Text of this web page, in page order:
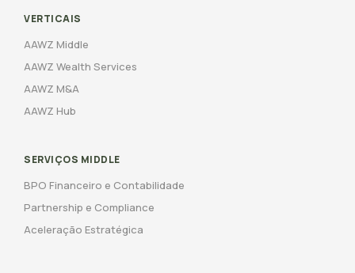
VERTICAIS
AAWZ Middle
AAWZ Wealth Services
AAWZ M&A
AAWZ Hub
SERVIÇOS MIDDLE
BPO Financeiro e Contabilidade
Partnership e Compliance
Aceleração Estratégica